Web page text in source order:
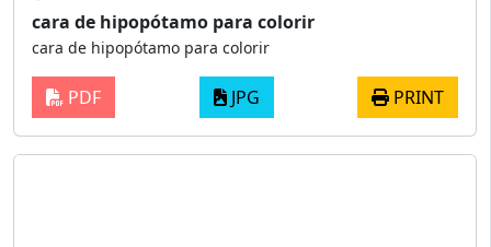
cara de hipopótamo para colorir
cara de hipopótamo para colorir
PDF JPG PRINT